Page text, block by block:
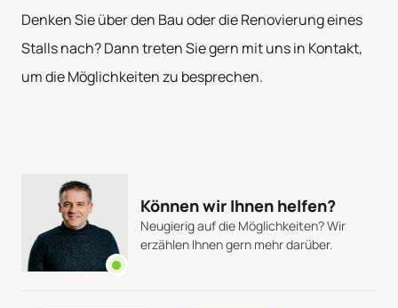
Denken Sie über den Bau oder die Renovierung eines
Stalls nach? Dann treten Sie gern mit uns in Kontakt,
um die Möglichkeiten zu besprechen.
Können wir Ihnen helfen?
Neugierig auf die Möglichkeiten? Wir
erzählen Ihnen gern mehr darüber.